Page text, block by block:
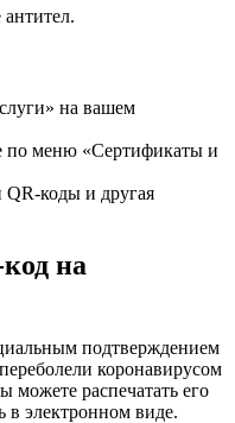
антител.
на вашем
по меню «Сертификаты и
QR-коды и другая
на
подтверждением
коронавирусом
можете распечатать его
в электронном виде.